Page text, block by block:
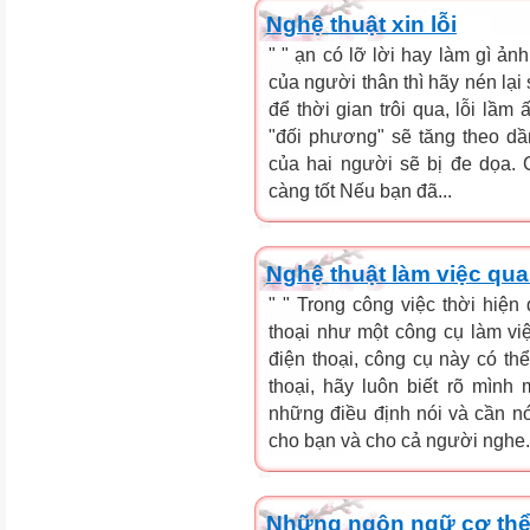
Nghệ thuật xin lỗi
" " ạn có lỡ lời hay làm gì
của người thân thì hãy nén lại
để thời gian trôi qua, lỗi lầm
"đối phương" sẽ tăng theo
của hai người sẽ bị đe dọa.
càng tốt Nếu bạn đã...
Nghệ thuật làm việc
" " Trong công việc thời hiện
thoại như một công cụ làm
điện thoại, công cụ này có
thoại, hãy luôn biết rõ mình
những điều định nói và cần
cho bạn và cho cả người
Những ngôn ngữ cơ